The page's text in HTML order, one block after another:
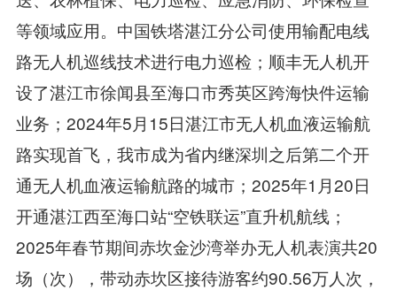
等领域应用。中国铁塔湛江分公司使用输配电线
路无人机巡线技术进行电力巡检；顺丰无人机开
设了湛江市徐闻县至海口市秀英区跨海快件运输
业务；2024年5月15日湛江市无人机血液运输航
路实现首飞，我市成为省内继深圳之后第二个开
通无人机血液运输航路的城市；2025年1月20日
开通湛江西至海口站“空铁联运”直升机航线；
2025年春节期间赤坎金沙湾举办无人机表演共20
场（次），带动赤坎区接待游客约90.56万人次，